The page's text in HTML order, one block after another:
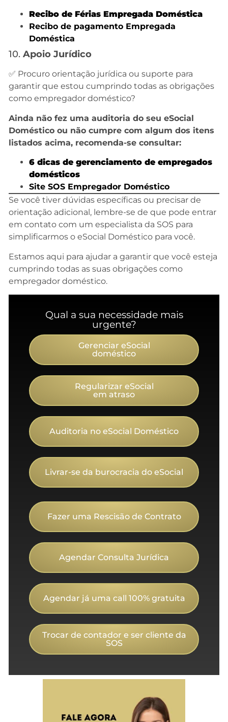
Recibo de Férias Empregada Doméstica
Recibo de pagamento Empregada
Doméstica
10. Apoio Jurídico
✅ Procuro orientação jurídica ou suporte para
garantir que estou cumprindo todas as obrigações
como empregador doméstico?
Ainda não fez uma auditoria do seu eSocial
Doméstico ou não cumpre com algum dos itens
listados acima, recomenda-se consultar:
6 dicas de gerenciamento de empregados
domésticos
Site SOS Empregador Doméstico
Se você tiver dúvidas específicas ou precisar de
orientação adicional, lembre-se de que pode entrar
em contato com um especialista da SOS para
simplificarmos o eSocial Doméstico para você.
Estamos aqui para ajudar a garantir que você esteja
cumprindo todas as suas obrigações como
empregador doméstico.
Qual a sua necessidade mais
urgente?
Gerenciar eSocial
doméstico
Regularizar eSocial
em atraso
Auditoria no eSocial Doméstico
Livrar-se da burocracia do eSocial
Fazer uma Rescisão de Contrato
Agendar Consulta Jurídica
Agendar já uma call 100% gratuita
Trocar de contador e ser cliente da
SOS